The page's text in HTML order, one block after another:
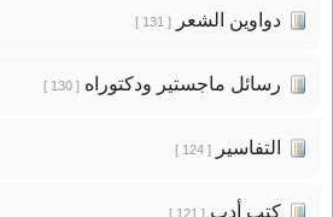
دواوين الشعر[ 131 ]
رسائل ماجستير ودكتوراه[ 130 ]
التفاسير[ 124 ]
كتب أدب[ 121 ]